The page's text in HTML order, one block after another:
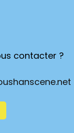
contacter ?